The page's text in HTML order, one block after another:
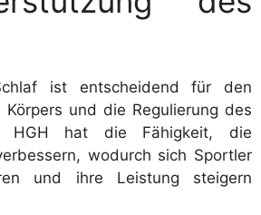
ist entscheidend für den
Körpers und die Regulierung des
HGH hat die Fähigkeit, die
wodurch sich Sportler
und ihre Leistung steigern